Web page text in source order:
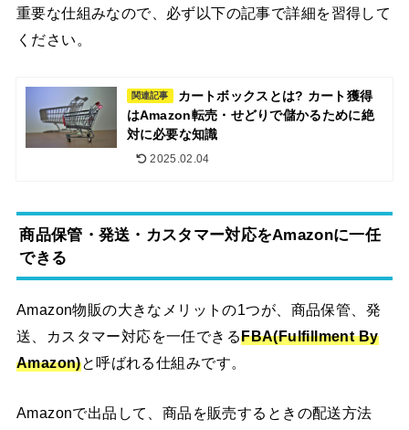
重要な仕組みなので、必ず以下の記事で詳細を習得して
ください。
関連記事
カートボックスとは? カート獲得
はAmazon転売・せどりで儲かるために絶
対に必要な知識
2025.02.04
商品保管・発送・カスタマー対応をAmazonに一任
できる
Amazon物販の大きなメリットの1つが、商品保管、発
送、カスタマー対応を一任できるFBA(Fulfillment By
Amazon)と呼ばれる仕組みです。
Amazonで出品して、商品を販売するときの配送方法